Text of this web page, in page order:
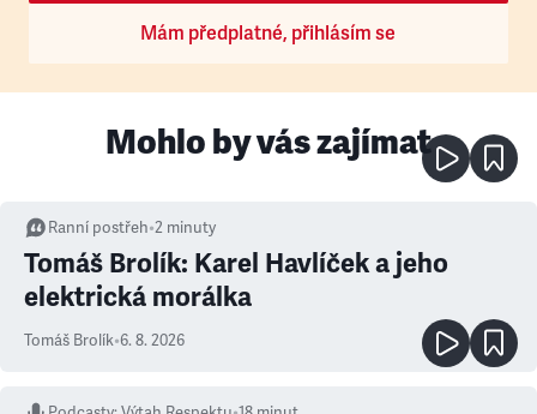
Mám předplatné, přihlásím se
Mohlo by vás zajímat
Ranní postřeh•2 minuty
Tomáš Brolík: Karel Havlíček a jeho
elektrická morálka
Tomáš Brolík•6. 8. 2026